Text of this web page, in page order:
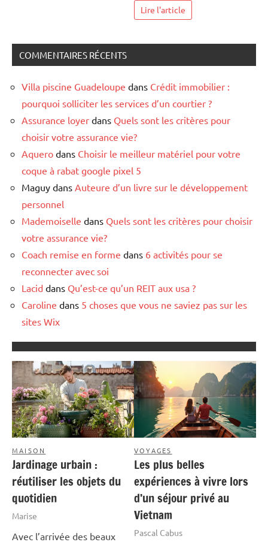
Lire l'article
COMMENTAIRES RÉCENTS
Villa piscine Guadeloupe dans Crédit immobilier :
pourquoi solliciter les services d’un courtier ?
Assurance loyer dans Quels sont les critères pour
choisir votre assurance vie?
Aquero dans Choisir le meilleur matériel pour votre
coque à rabat google pixel 5
Maguy dans Auteure d’un livre sur le développement
personnel
Mademoiselle dans Quels sont les critères pour choisir
votre assurance vie?
Coach remise en forme dans 6 activités pour se
reconnecter avec soi
Lacid dans Qu’est-ce qu’un REIT aux usa ?
Caroline dans 5 choses que vous ne saviez pas sur les
sites Wix
MAISON
Jardinage urbain :
réutiliser les objets du
quotidien
Marise
Avec l’arrivée des beaux
VOYAGES
Les plus belles
expériences à vivre lors
d’un séjour privé au
Vietnam
Pascal Cabus